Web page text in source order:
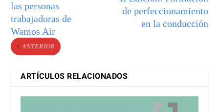
las personas
trabajadoras de
Wamos Air
ANTERIOR
de perfeccionamiento
en la conducción
ARTÍCULOS RELACIONADOS